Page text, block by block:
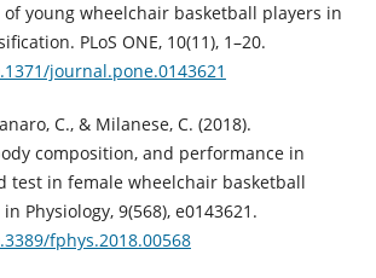
young wheelchair basketball players in
PLoS ONE, 10(11), 1–20.
journal.pone.0143621
C., & Milanese, C. (2018).
composition, and performance in
test in female wheelchair basketball
Physiology, 9(568), e0143621.
fphys.2018.00568